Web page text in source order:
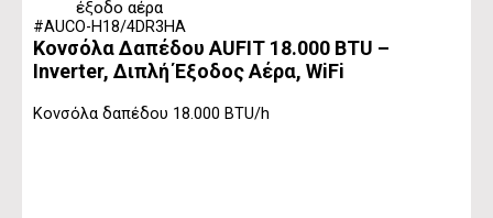
#AUCO-H18/4DR3HA
Κονσόλα Δαπέδου AUFIT 18.000 BTU –
Inverter, Διπλή Έξοδος Αέρα, WiFi
Κονσόλα δαπέδου 18.000 BTU/h